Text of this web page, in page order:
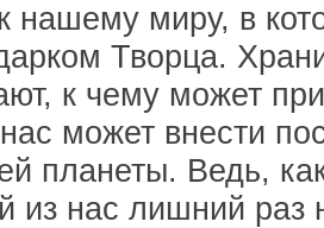
нашему миру, в
Творца.
к чему может
может внести
планеты. Ведь,
из нас лишний раз